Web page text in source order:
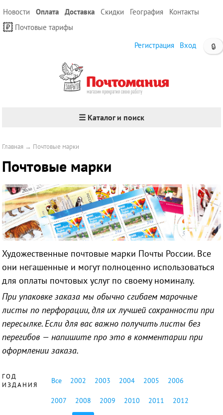
Новости Оплата Доставка Скидки География
Контакты
Почтовые тарифы
🔒
Регистрация Вход
☰ Каталог и поиск
Главная → Почтовые марки
Почтовые марки
Художественные почтовые марки Почты России. Все
они негашенные и могут полноценно использоваться
для оплаты почтовых услуг по своему номиналу.
При упаковке заказа мы обычно сгибаем марочные
листы по перфорации, для их лучшей сохранности при
пересылке. Если для вас важно получить листы без
перегибов — напишите про это в комментарии при
оформлении заказа.
ГОД
ИЗДАНИЯ
Все 2002 2003 2004 2005 2006
2007 2008 2009 2010 2011 2012